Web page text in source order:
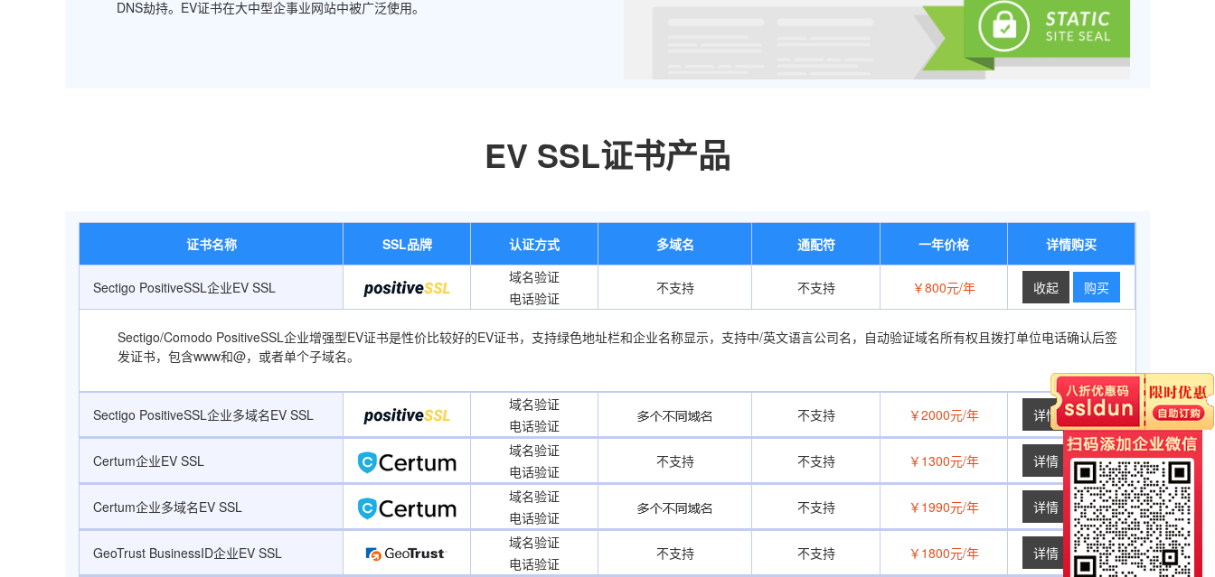
DNS劫持。EV证书在大中型企事业网站中被广泛使用。
EV SSL证书产品
证书名称 SSL品牌 认证方式 多域名 通配符 一年价格 详情购买
Sectigo PositiveSSL企业EV SSL
域名验证
电话验证
不支持 不支持 ￥800元/年 购买
Sectigo/Comodo PositiveSSL企业增强型EV证书是性价比较好的EV证书，支持绿色地址栏和企业名称显示，支持中/英文语言公司名，自动验证域名所有权且拨打单位电话确认后签
发证书，包含www和@，或者单个子域名。
Sectigo PositiveSSL企业多域名EV SSL
域名验证
电话验证
不支持 ￥2000元/年 购买
Certum企业EV SSL
域名验证
电话验证
不支持 不支持 ￥1300元/年 购买
Certum企业多域名EV SSL
域名验证
电话验证
不支持 ￥1990元/年 购买
GeoTrust BusinessID企业EV SSL
域名验证
电话验证
不支持 不支持 ￥1800元/年 购买